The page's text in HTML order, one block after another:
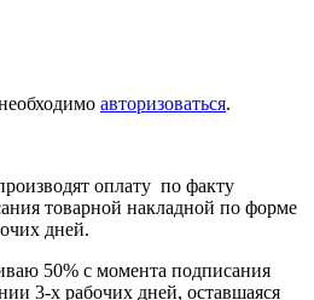
авторизоваться.
оплату по факту
товарной накладной по форме
дней.
50% с момента подписания
3-х рабочих дней, оставшаяся